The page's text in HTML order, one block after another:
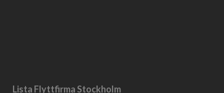
Lista Flyttfirma Stockholm